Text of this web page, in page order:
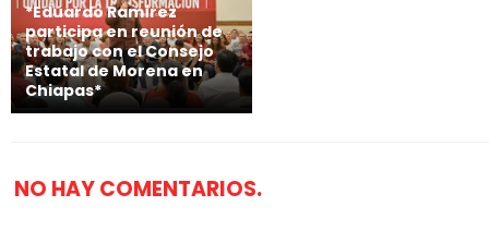
*Eduardo Ramírez
participa en reunión de
trabajo con el Consejo
Estatal de Morena en
Chiapas*
NO HAY COMENTARIOS.